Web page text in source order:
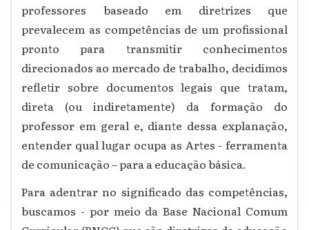
professores baseado em diretrizes que
prevalecem as competências de um profissional
pronto para transmitir conhecimentos
direcionados ao mercado de trabalho, decidimos
refletir sobre documentos legais que tratam,
direta (ou indiretamente) da formação do
professor em geral e, diante dessa explanação,
entender qual lugar ocupa as Artes - ferramenta
de comunicação – para a educação básica.
Para adentrar no significado das competências,
buscamos - por meio da Base Nacional Comum